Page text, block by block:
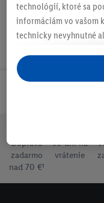
Doprava
zadarmo
nad 70 €¹
30 dní na
vrátenie
technológií, ktoré sa
informáciám vo vašom
technicky nevyhnutné
personalizovanú
ste účastníkom
aj údaje z vášho
následne si vytvoríte
tiež vytvoriť špeciálny
ktorú tam uvediete, aby